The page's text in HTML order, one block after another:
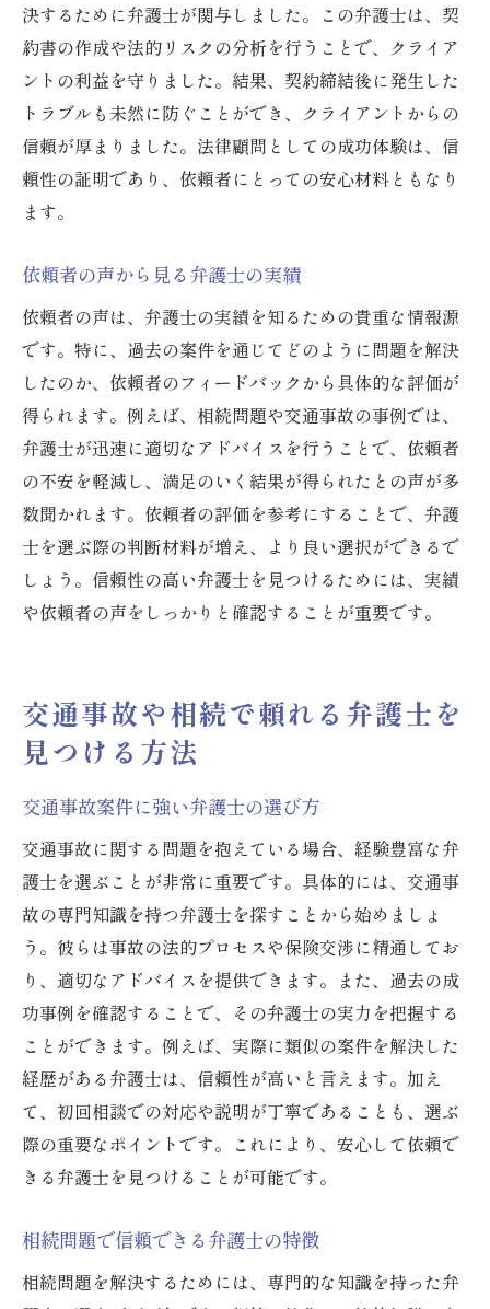
決するために弁護士が関与しました。この弁護士は、契
約書の作成や法的リスクの分析を行うことで、クライア
ントの利益を守りました。結果、契約締結後に発生した
トラブルも未然に防ぐことができ、クライアントからの
信頼が厚まりました。法律顧問としての成功体験は、信
頼性の証明であり、依頼者にとっての安心材料ともなり
ます。
依頼者の声から見る弁護士の実績
依頼者の声は、弁護士の実績を知るための貴重な情報源
です。特に、過去の案件を通じてどのように問題を解決
したのか、依頼者のフィードバックから具体的な評価が
得られます。例えば、相続問題や交通事故の事例では、
弁護士が迅速に適切なアドバイスを行うことで、依頼者
の不安を軽減し、満足のいく結果が得られたとの声が多
数聞かれます。依頼者の評価を参考にすることで、弁護
士を選ぶ際の判断材料が増え、より良い選択ができるで
しょう。信頼性の高い弁護士を見つけるためには、実績
や依頼者の声をしっかりと確認することが重要です。
交通事故や相続で頼れる弁護士を
見つける方法
交通事故案件に強い弁護士の選び方
交通事故に関する問題を抱えている場合、経験豊富な弁
護士を選ぶことが非常に重要です。具体的には、交通事
故の専門知識を持つ弁護士を探すことから始めましょ
う。彼らは事故の法的プロセスや保険交渉に精通してお
り、適切なアドバイスを提供できます。また、過去の成
功事例を確認することで、その弁護士の実力を把握する
ことができます。例えば、実際に類似の案件を解決した
経歴がある弁護士は、信頼性が高いと言えます。加え
て、初回相談での対応や説明が丁寧であることも、選ぶ
際の重要なポイントです。これにより、安心して依頼で
きる弁護士を見つけることが可能です。
相続問題で信頼できる弁護士の特徴
相続問題を解決するためには、専門的な知識を持った弁